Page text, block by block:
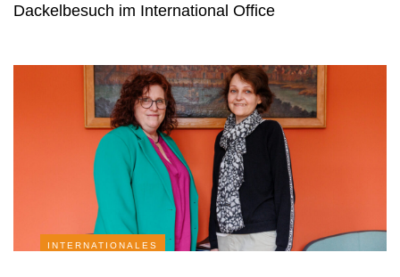
Dackelbesuch im International Office
INTERNATIONALES